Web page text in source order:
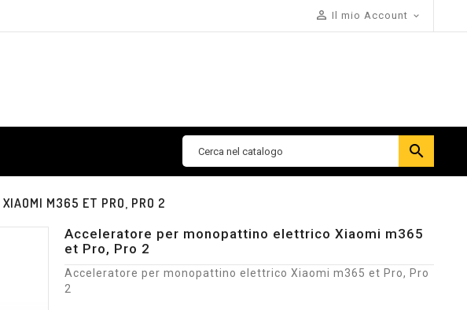
 Il mio Account 

M365 ET PRO, PRO 2
Acceleratore per monopattino elettrico Xiaomi m365
et Pro, Pro 2
Acceleratore per monopattino elettrico Xiaomi m365 et Pro, Pro
2